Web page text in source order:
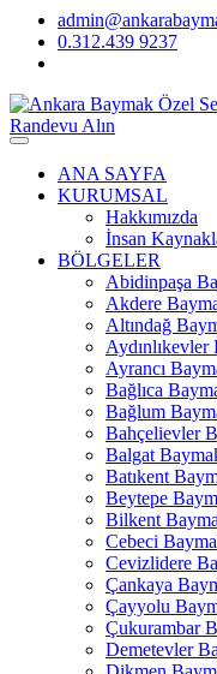
0.312.439 9237
Randevu Alın
ANA SAYFA
KURUMSAL
Hakkımızda
İnsan
BÖLGELER
Abidinpaşa
Akdere
Altındağ
Ayrancı
Bağlıca
Bağlum
Bahçelievler
Balgat
Batıkent
Beytepe
Bilkent
Cebeci
Cevizlidere
Çankaya
Çayyolu
Çukurambar
Demetevler